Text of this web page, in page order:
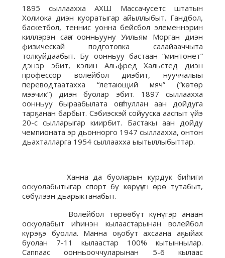
1895 сыллаахха АХШ Массачусетс штатын
Холиока диэн куоратыгар айыллыбыт. Гандбол,
баскетбол, теннис уонна бейсбол элеменнэрин
киллэрэн саҥа оонньууну Уильям Морган диэн
физическай подготовка салайааччыта
толкуйдаабыт. Бу оонньуу бастаан “минтонет”
дэнэр эбит, кэлин Альфред Хальстед диэн
профессор волейбол диэбит, нууччалыы
переводтаатахха “летающий мяч” (“көтөр
мээчик”) диэн буолар эбит. 1897 сыллаахха
оонньуу быраабылата оҥоһуллан аан дойдуга
тарҕанан барбыт. Сэбиэскэй сойууска ааспыт үйэ
20-с сылларыгар киирбит. Бастакы аан дойду
чемпионата эр дьоннорго 1947 сыллаахха, онтон
дьахталларга 1954 сыллаахха ыытыллыбыттар.
Ханна да буоларын курдук биһиги
оскуолабытыгар спорт бу көрүҥүн өрө тутабыт,
сөбүлээн дьарыктанабыт.
Волейбол төрөөбүт күнүгэр анаан
оскуолабыт иһинэн кылаастарынан волейбол
күрэҕэ буолла. Манна оҕобут ахсаана аҕыйах
буолан 7-11 кылаастар 100% кытыннылар.
Саппаас оонньооччуларынан 5-6 кылаас